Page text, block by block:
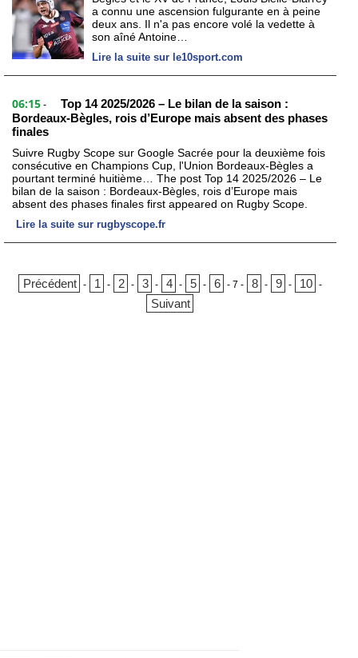
a connu une ascension fulgurante en à peine
deux ans. Il n'a pas encore volé la vedette à
son aîné Antoine…
Lire la suite sur le10sport.com
06:15 -
Top 14 2025/2026 – Le bilan de la saison :
Bordeaux-Bègles, rois d’Europe mais absent des phases
finales
Suivre Rugby Scope sur Google Sacrée pour la deuxième fois
consécutive en Champions Cup, l'Union Bordeaux-Bègles a
pourtant terminé huitième… The post Top 14 2025/2026 – Le
bilan de la saison : Bordeaux-Bègles, rois d’Europe mais
absent des phases finales first appeared on Rugby Scope.
Lire la suite sur rugbyscope.fr
Précédent - 1 - 2 - 3 - 4 - 5 - 6 -7 - 8 - 9 - 10 -
Suivant